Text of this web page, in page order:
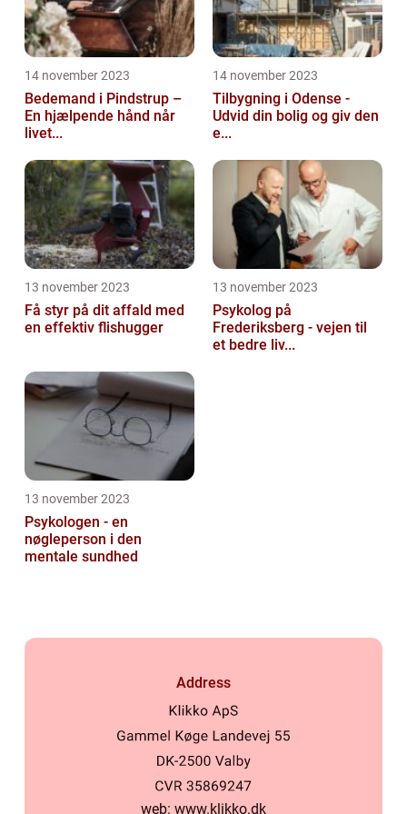
14 november 2023
Bedemand i Pindstrup –
En hjælpende hånd når
livet...
14 november 2023
Tilbygning i Odense -
Udvid din bolig og giv den
e...
13 november 2023
Få styr på dit affald med
en effektiv flishugger
13 november 2023
Psykolog på
Frederiksberg - vejen til
et bedre liv...
13 november 2023
Psykologen - en
nøgleperson i den
mentale sundhed
Address
web: www.klikko.dk